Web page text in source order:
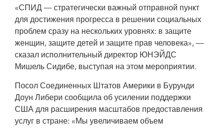
«СПИД — стратегически важный отправной пункт
для достижения прогресса в решении социальных
проблем сразу на нескольких уровнях: в защите
женщин, защите детей и защите прав человека», —
сказал исполнительный директор ЮНЭЙДС
Мишель Сидибе, выступая на этом мероприятии.
Посол Соединенных Штатов Америки в Бурунди
Доун Либери сообщила об усилении поддержки
США для расширения масштабов предоставления
услуг в стране: «Мы увеличиваем объем